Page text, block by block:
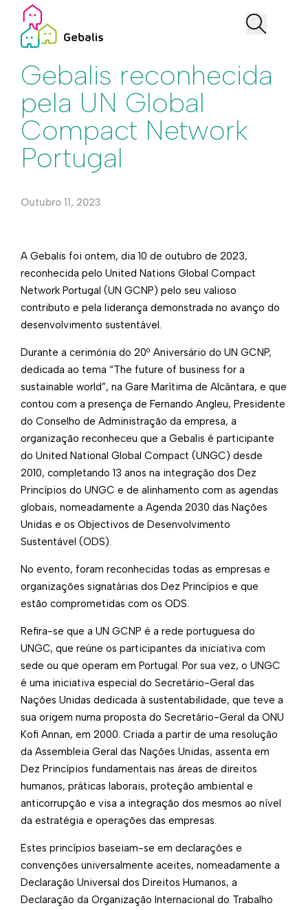
Institucional
Gebalis reconhecida
pela UN Global
Compact Network
Portugal
Outubro 11, 2023
A Gebalis foi ontem, dia 10 de outubro de 2023,
reconhecida pelo United Nations Global Compact
Network Portugal (UN GCNP) pelo seu valioso
contributo e pela liderança demonstrada no avanço do
desenvolvimento sustentável.
Durante a cerimónia do 20º Aniversário do UN GCNP,
dedicada ao tema “The future of business for a
sustainable world”, na Gare Marítima de Alcântara, e que
contou com a presença de Fernando Angleu, Presidente
do Conselho de Administração da empresa, a
organização reconheceu que a Gebalis é participante
do United National Global Compact (UNGC) desde
2010, completando 13 anos na integração dos Dez
Princípios do UNGC e de alinhamento com as agendas
globais, nomeadamente a Agenda 2030 das Nações
Unidas e os Objectivos de Desenvolvimento
Sustentável (ODS).
No evento, foram reconhecidas todas as empresas e
organizações signatárias dos Dez Princípios e que
estão comprometidas com os ODS.
Refira-se que a UN GCNP é a rede portuguesa do
UNGC, que reúne os participantes da iniciativa com
sede ou que operam em Portugal. Por sua vez, o UNGC
é uma iniciativa especial do Secretário-Geral das
Nações Unidas dedicada à sustentabilidade, que teve a
sua origem numa proposta do Secretário-Geral da ONU
Kofi Annan, em 2000. Criada a partir de uma resolução
da Assembleia Geral das Nações Unidas, assenta em
Dez Princípios fundamentais nas áreas de direitos
humanos, práticas laborais, proteção ambiental e
anticorrupção e visa a integração dos mesmos ao nível
da estratégia e operações das empresas.
Estes princípios baseiam-se em declarações e
convenções universalmente aceites, nomeadamente a
Declaração Universal dos Direitos Humanos, a
Declaração da Organização Internacional do Trabalho